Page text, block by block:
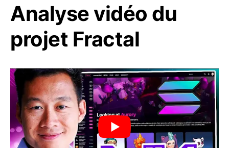
Analyse vidéo du
projet Fractal